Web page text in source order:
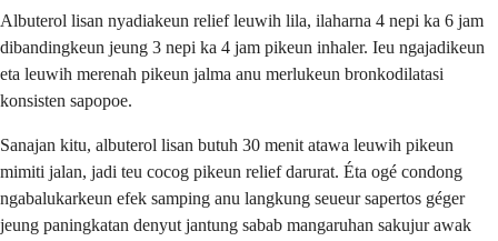
Albuterol lisan nyadiakeun relief leuwih lila, ilaharna 4 nepi ka 6 jam
dibandingkeun jeung 3 nepi ka 4 jam pikeun inhaler. Ieu ngajadikeun
eta leuwih merenah pikeun jalma anu merlukeun bronkodilatasi
konsisten sapopoe.
Sanajan kitu, albuterol lisan butuh 30 menit atawa leuwih pikeun
mimiti jalan, jadi teu cocog pikeun relief darurat. Éta ogé condong
ngabalukarkeun efek samping anu langkung seueur sapertos géger
jeung paningkatan denyut jantung sabab mangaruhan sakujur awak